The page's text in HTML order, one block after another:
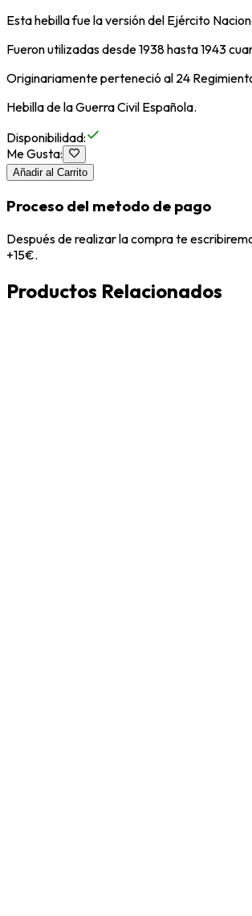
Esta hebilla fue la versión del Ejército
Fueron utilizadas desde 1938 hasta 1943
Originariamente perteneció al 24
Hebilla de la Guerra Civil Española.
Disponibilidad:
Me Gusta:
Añadir al Carrito
Proceso del metodo de pago
Después de realizar la compra te
+15€.
Productos Relacionados